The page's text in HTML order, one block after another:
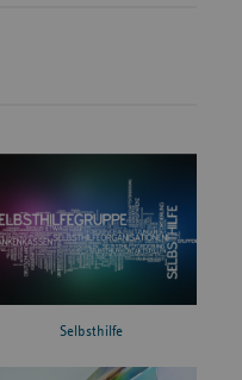
Selbsthilfe